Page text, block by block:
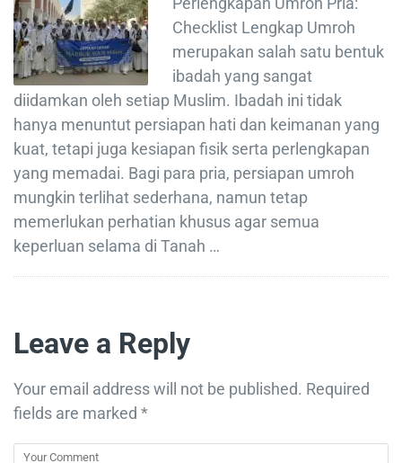
Checklist Lengkap Umroh
merupakan salah satu bentuk
ibadah yang sangat
diidamkan oleh setiap Muslim. Ibadah ini tidak
hanya menuntut persiapan hati dan keimanan yang
kuat, tetapi juga kesiapan fisik serta perlengkapan
yang memadai. Bagi para pria, persiapan umroh
mungkin terlihat sederhana, namun tetap
memerlukan perhatian khusus agar semua
keperluan selama di Tanah …
Leave a Reply
Your email address will not be published. Required
fields are marked *